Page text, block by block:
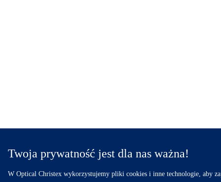
Twoja prywatność jest dla nas ważna!
W Optical Christex wykorzystujemy pliki cookies i inne technologie, aby